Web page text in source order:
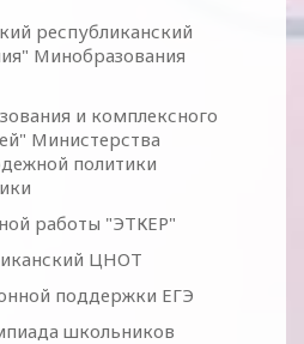
республиканский
Минобразования
и комплексного
Министерства
политики
работы "ЭТКЕР"
ЦНОТ
поддержки ЕГЭ
школьников